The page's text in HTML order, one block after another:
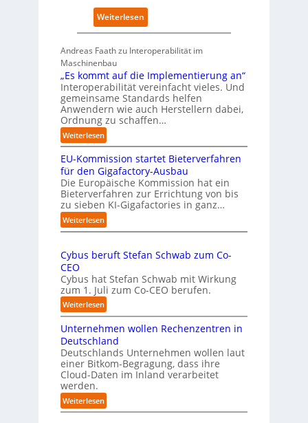
t
s
i
h
o
b
u
s
Weiterlesen:
Ü
e
n
a
h
m
e
c
h
r
u
e
u
n
v
i
l
e
A
b
Andreas Faath zu Interoperabilität im
Maschinenbau
„Es kommt auf die Implementierung an“
Interoperabilität vereinfacht vieles. Und
gemeinsame Standards helfen
Anwendern wie auch Herstellern dabei,
Ordnung zu schaffen…
Weiterlesen:
„
E
s
k
o
m
m
t
u
d
i
e
I
p
l
e
m
e
n
t
i
EU-Kommission startet Bieterverfahren
für den Gigafactory-Ausbau
Die Europäische Kommission hat ein
Bieterverfahren zur Errichtung von bis
zu sieben KI-Gigafactories in ganz…
Weiterlesen:
E
-
o
m
m
i
i
o
n
t
a
Cybus beruft Stefan Schwab zum Co-
CEO
Cybus hat Stefan Schwab mit Wirkung
zum 1. Juli zum Co-CEO berufen.
Weiterlesen:
C
y
b
u
s
b
r
u
Unternehmen wollen Rechenzentren in
Deutschland
Deutschlands Unternehmen wollen laut
einer Bitkom-Begragung, dass ihre
Cloud-Daten im Inland verarbeitet
werden.
Weiterlesen:
U